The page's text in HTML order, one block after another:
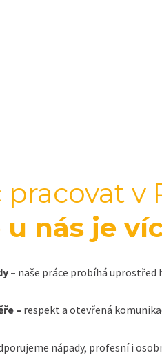
pracovat v
u nás je
– naše práce probíhá uprostřed
– respekt a otevřená
nápady, profesní i